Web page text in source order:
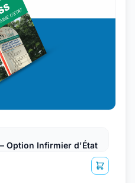
Option Infirmier d'État